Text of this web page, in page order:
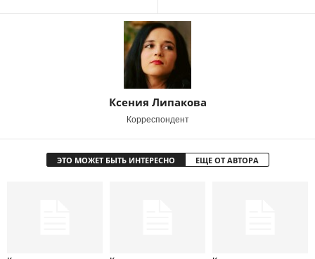
Ксения Липакова
Корреспондент
ЭТО МОЖЕТ БЫТЬ ИНТЕРЕСНО ЕЩЕ ОТ АВТОРА